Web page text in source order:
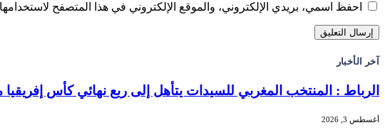
احفظ اسمي، بريدي الإلكتروني، والموقع الإلكتروني في هذا المتصفح
آخر الأخبار
الرباط : المنتخب المغربي للسيدات يتأهل إلى ربع نهائي كأس
أغسطس 3, 2026